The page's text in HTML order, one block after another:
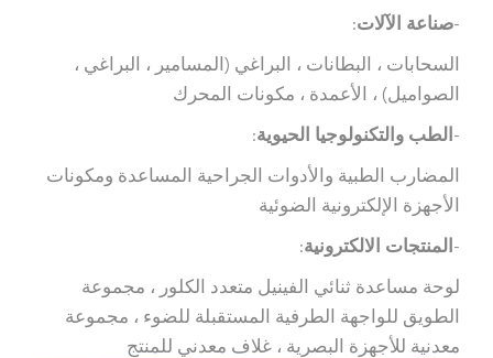
-صناعة الآلات:
السحابات ، البطانات ، البراغي (المسامير ، البراغي ،
الصواميل) ، الأعمدة ، مكونات المحرك
-الطب والتكنولوجيا الحيوية:
المضارب الطبية والأدوات الجراحية المساعدة ومكونات
الأجهزة الإلكترونية الضوئية
-المنتجات الالكترونية:
لوحة مساعدة ثنائي الفينيل متعدد الكلور ، مجموعة
الطويق للواجهة الطرفية المستقبلة للضوء ، مجموعة
معدنية للأجهزة البصرية ، غلاف معدني للمنتج